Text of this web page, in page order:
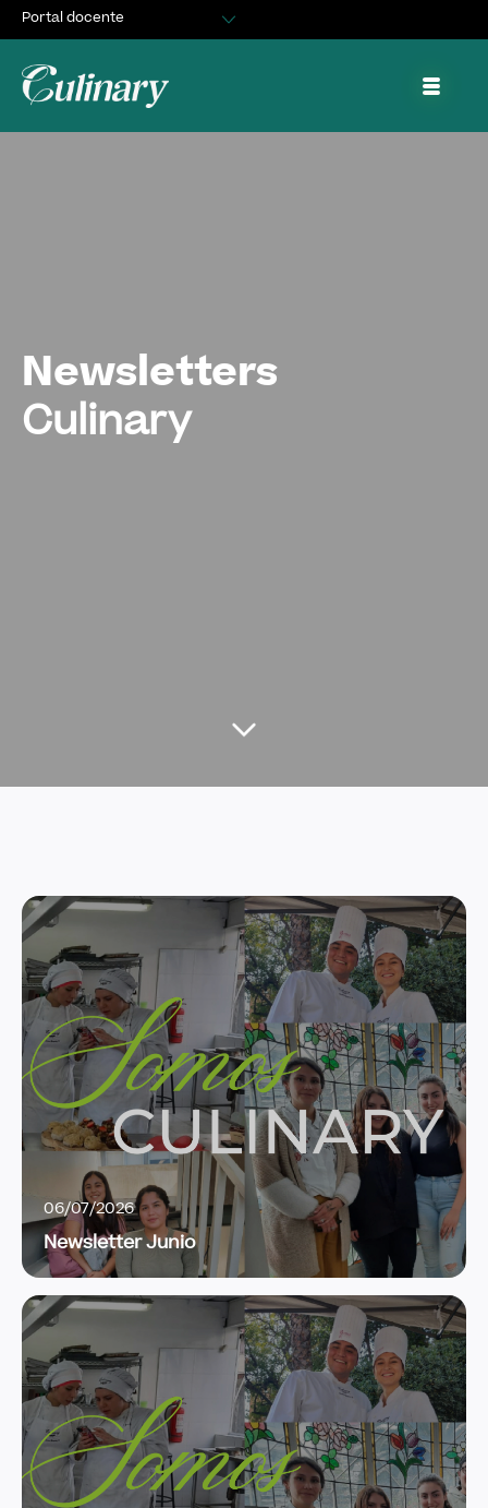
Portal docente
Portal de trabajo y prácticas
Newsletters
Culinary
06/07/2026
Newsletter Junio